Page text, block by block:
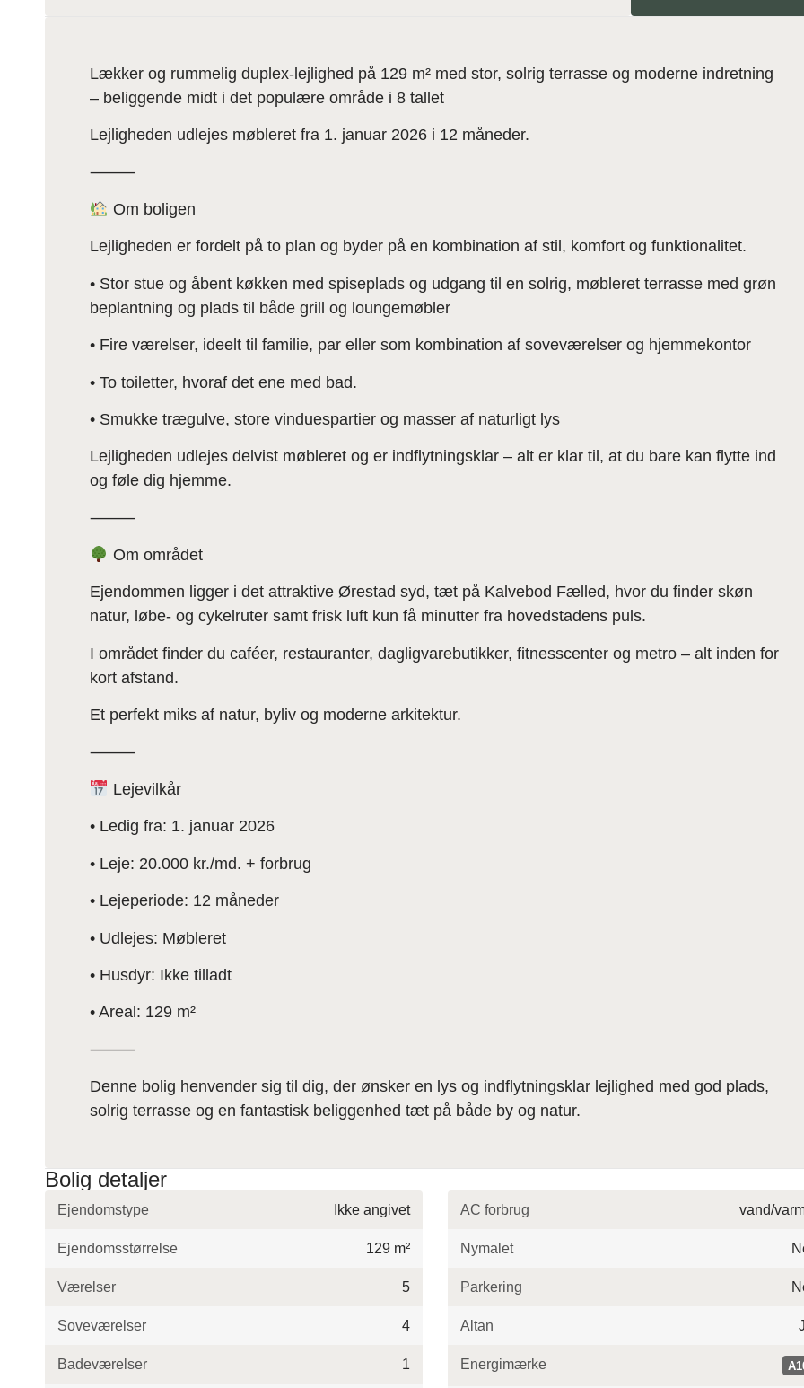
Lækker og rummelig duplex-lejlighed på 129 m² med stor, solrig terrasse og moderne indretning
– beliggende midt i det populære område i 8 tallet
Lejligheden udlejes møbleret fra 1. januar 2026 i 12 måneder.
⸻
Om boligen
Lejligheden er fordelt på to plan og byder på en kombination af stil, komfort og funktionalitet.
• Stor stue og åbent køkken med spiseplads og udgang til en solrig, møbleret terrasse med grøn
beplantning og plads til både grill og loungemøbler
• Fire værelser, ideelt til familie, par eller som kombination af soveværelser og hjemmekontor
• To toiletter, hvoraf det ene med bad.
• Smukke trægulve, store vinduespartier og masser af naturligt lys
Lejligheden udlejes delvist møbleret og er indflytningsklar – alt er klar til, at du bare kan flytte ind
og føle dig hjemme.
⸻
Om området
Ejendommen ligger i det attraktive Ørestad syd, tæt på Kalvebod Fælled, hvor du finder skøn
natur, løbe- og cykelruter samt frisk luft kun få minutter fra hovedstadens puls.
I området finder du caféer, restauranter, dagligvarebutikker, fitnesscenter og metro – alt inden for
kort afstand.
Et perfekt miks af natur, byliv og moderne arkitektur.
⸻
Lejevilkår
• Ledig fra: 1. januar 2026
• Leje: 20.000 kr./md. + forbrug
• Lejeperiode: 12 måneder
• Udlejes: Møbleret
• Husdyr: Ikke tilladt
• Areal: 129 m²
⸻
Denne bolig henvender sig til dig, der ønsker en lys og indflytningsklar lejlighed med god plads,
solrig terrasse og en fantastisk beliggenhed tæt på både by og natur.
Bolig detaljer
Ejendomstype Ikke angivet
Ejendomsstørrelse 129 m²
Værelser 5
Soveværelser 4
Badeværelser 1
AC forbrug vand/
Nymalet
Parkering
Altan
Energimærke